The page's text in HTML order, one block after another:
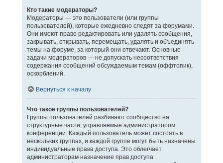
Кто такие модераторы?
Модераторы — это пользователи (или группы
пользователей), которые ежедневно следят за форумами.
Они имеют право редактировать или удалять сообщения,
закрывать, открывать, перемещать, удалять и объединять
темы на форуме, за который они отвечают. Основные
задачи модераторов — не допускать несоответствия
содержания сообщений обсуждаемым темам (оффтопик),
оскорблений.
Вернуться к началу
Что такое группы пользователей?
Группы пользователей разбивают сообщество на
структурные части, управляемые администратором
конференции. Каждый пользователь может состоять в
нескольких группах, и каждой группе могут быть назначены
индивидуальные права доступа. Это облегчает
администраторам назначение прав доступа